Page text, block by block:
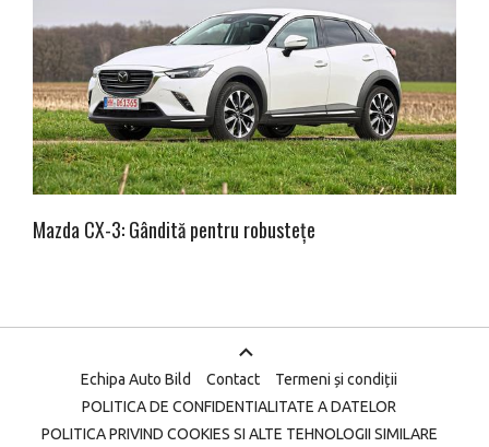
Mazda CX-3: Gândită pentru robustețe
Echipa Auto Bild Contact
Termeni și condiții
POLITICA DE CONFIDENTIALITATE A DATELOR
POLITICA PRIVIND COOKIES SI ALTE TEHNOLOGII SIMILARE